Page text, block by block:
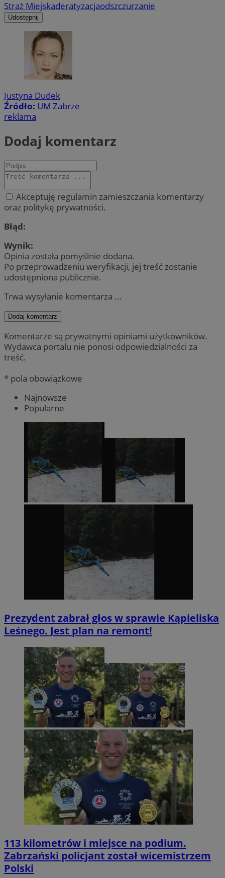
Straż Miejskaderatyzacjaodszczurzanie
Udostępnij
Justyna Dudek
Źródło: UM Zabrze
reklama
Dodaj komentarz
Akceptuję regulamin zamieszczania komentarzy
oraz politykę prywatności.
Błąd:
Wynik:
Opinia została pomyślnie dodana.
Po przeprowadzeniu weryfikacji, jej treść zostanie
udostępniona publicznie.
Trwa wysyłanie komentarza ...
Dodaj komentarz
Komentarze są prywatnymi opiniami użytkowników.
Wydawca portalu nie ponosi odpowiedzialności za
treść.
* pola obowiązkowe
Najnowsze
Popularne
Prezydent zabrał głos w sprawie Kąpieliska
Leśnego. Jest plan na remont!
113 kilometrów i miejsce na podium.
Zabrzański policjant został wicemistrzem
Polski